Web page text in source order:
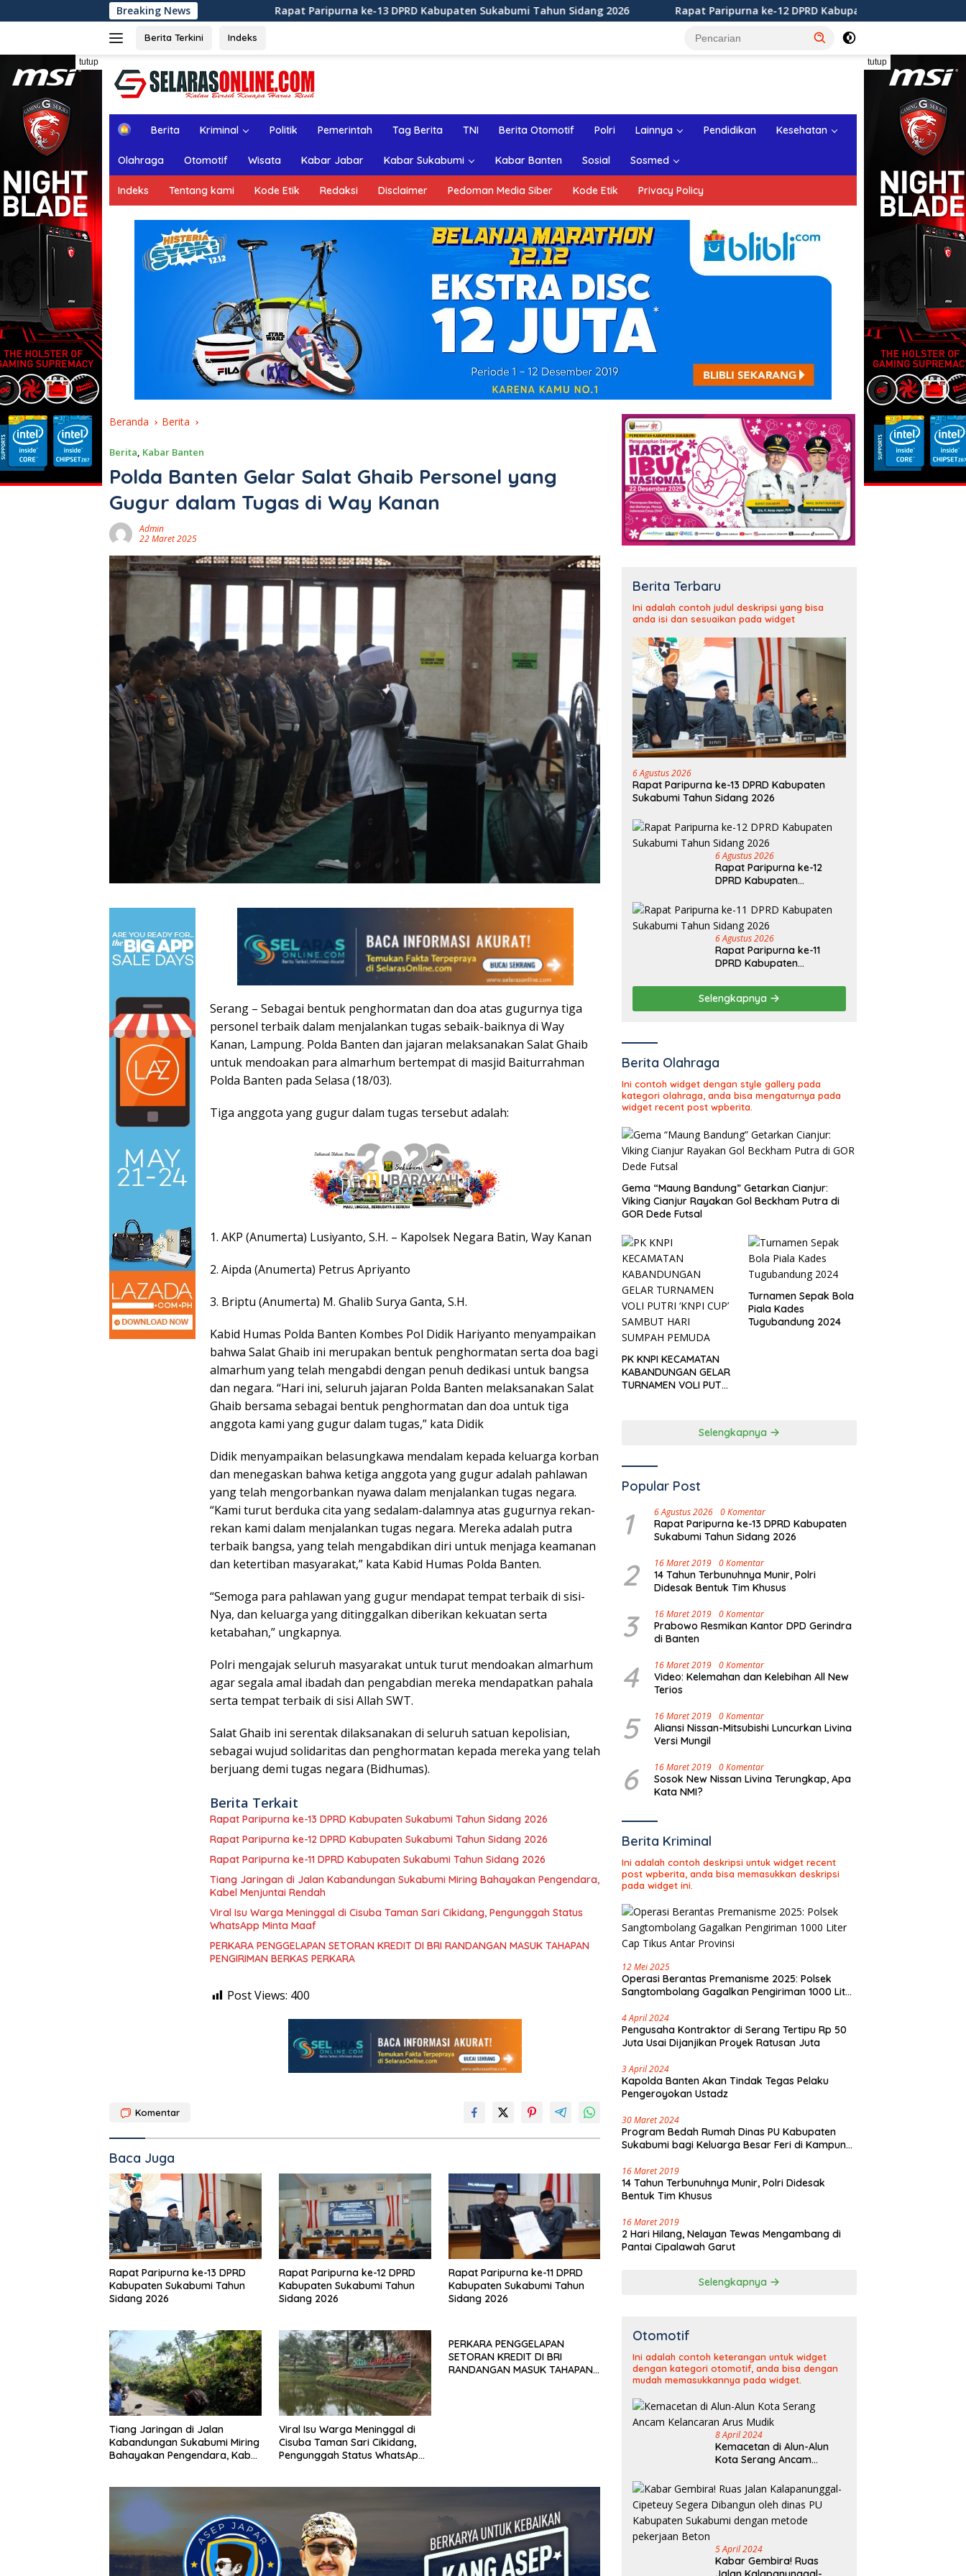
ke
Breaking NewsRapat Paripurna ke-13 DPRD Kabupaten Sukabumi Tahun Sidang 2026 Rapat Paripurna ke-12 DPRD Kabupaten Sukabumi Tahun Sidang 2026
Berita Terkini Indeks
tutup tutup
H
m
e
Berita Kriminal Politik Pemerintah Tag Berita TNI Berita Otomotif Polri Lainnya Pendidikan Kesehatan
Olahraga Otomotif Wisata Kabar Jabar Kabar Sukabumi Kabar Banten Sosial Sosmed
Indeks Tentang kami Kode Etik Redaksi Disclaimer Pedoman Media Siber Kode Etik Privacy Policy
Beranda Berita
Berita, Kabar Banten
Polda Banten Gelar Salat Ghaib Personel yang
Gugur dalam Tugas di Way Kanan
Admin
22 Maret 2025
Serang – Sebagai bentuk penghormatan dan doa atas gugurnya tiga
personel terbaik dalam menjalankan tugas sebaik-baiknya di Way
Kanan, Lampung. Polda Banten dan jajaran melaksanakan Salat Ghaib
untuk mendoakan para almarhum bertempat di masjid Baiturrahman
Polda Banten pada Selasa (18/03).
Tiga anggota yang gugur dalam tugas tersebut adalah:
1. AKP (Anumerta) Lusiyanto, S.H. – Kapolsek Negara Batin, Way Kanan
2. Aipda (Anumerta) Petrus Apriyanto
3. Briptu (Anumerta) M. Ghalib Surya Ganta, S.H.
Kabid Humas Polda Banten Kombes Pol Didik Hariyanto menyampaikan
bahwa Salat Ghaib ini merupakan bentuk penghormatan serta doa bagi
almarhum yang telah mengabdi dengan penuh dedikasi untuk bangsa
dan negara. “Hari ini, seluruh jajaran Polda Banten melaksanakan Salat
Ghaib bersama sebagai bentuk penghormatan dan doa untuk tiga
anggota kami yang gugur dalam tugas,” kata Didik
Didik menyampaikan belasungkawa mendalam kepada keluarga korban
dan menegaskan bahwa ketiga anggota yang gugur adalah pahlawan
yang telah mengorbankan nyawa dalam menjalankan tugas negara.
“Kami turut berduka cita yang sedalam-dalamnya atas gugurnya rekan-
rekan kami dalam menjalankan tugas negara. Mereka adalah putra
terbaik bangsa, yang telah mengabdikan diri untuk menjaga keamanan
dan ketertiban masyarakat,” kata Kabid Humas Polda Banten.
“Semoga para pahlawan yang gugur mendapat tempat terbaik di sisi-
Nya, dan keluarga yang ditinggalkan diberikan kekuatan serta
ketabahan,” ungkapnya.
Polri mengajak seluruh masyarakat untuk turut mendoakan almarhum
agar segala amal ibadah dan pengabdian mereka mendapatkan pahala
serta tempat terbaik di sisi Allah SWT.
Salat Ghaib ini serentak dilaksanakan di seluruh satuan kepolisian,
sebagai wujud solidaritas dan penghormatan kepada mereka yang telah
berjuang demi tugas negara (Bidhumas).
Berita Terkait
Rapat Paripurna ke-13 DPRD Kabupaten Sukabumi Tahun Sidang 2026
Rapat Paripurna ke-12 DPRD Kabupaten Sukabumi Tahun Sidang 2026
Rapat Paripurna ke-11 DPRD Kabupaten Sukabumi Tahun Sidang 2026
Tiang Jaringan di Jalan Kabandungan Sukabumi Miring Bahayakan Pengendara,
Kabel Menjuntai Rendah
Viral Isu Warga Meninggal di Cisuba Taman Sari Cikidang, Pengunggah Status
WhatsApp Minta Maaf
PERKARA PENGGELAPAN SETORAN KREDIT DI BRI RANDANGAN MASUK TAHAPAN
PENGIRIMAN BERKAS PERKARA
Post Views: 400
Komentar
Baca Juga
Rapat Paripurna ke-13 DPRD
Kabupaten Sukabumi Tahun
Sidang 2026
Rapat Paripurna ke-12 DPRD
Kabupaten Sukabumi Tahun
Sidang 2026
Rapat Paripurna ke-11 DPRD
Kabupaten Sukabumi Tahun
Sidang 2026
Tiang Jaringan di Jalan
Kabandungan Sukabumi Miring
Bahayakan Pengendara, Kabel
Viral Isu Warga Meninggal di
Cisuba Taman Sari Cikidang,
Pengunggah Status WhatsApp
PERKARA PENGGELAPAN
SETORAN KREDIT DI BRI
RANDANGAN MASUK TAHAPAN
Berita Terbaru
Ini adalah contoh judul deskripsi yang bisa
anda isi dan sesuaikan pada widget
6 Agustus 2026
Rapat Paripurna ke-13 DPRD Kabupaten
Sukabumi Tahun Sidang 2026
6 Agustus 2026
Rapat Paripurna ke-12
DPRD Kabupaten
2026
6 Agustus 2026
Rapat Paripurna ke-11
DPRD Kabupaten
2026
Selengkapnya
Berita Olahraga
Ini contoh widget dengan style gallery pada
kategori olahraga, anda bisa mengaturnya pada
widget recent post wpberita.
Gema “Maung Bandung” Getarkan Cianjur:
Viking Cianjur Rayakan Gol Beckham Putra di
GOR Dede Futsal
PK KNPI KECAMATAN
KABANDUNGAN GELAR
TURNAMEN VOLI PUTRI
Turnamen Sepak Bola
Piala Kades
Tugubandung 2024
Selengkapnya
Popular Post
1 6 Agustus 2026 0 Komentar
Rapat Paripurna ke-13 DPRD Kabupaten
Sukabumi Tahun Sidang 2026
2 16 Maret 2019 0 Komentar
14 Tahun Terbunuhnya Munir, Polri
Didesak Bentuk Tim Khusus
3 16 Maret 2019 0 Komentar
Prabowo Resmikan Kantor DPD Gerindra
di Banten
4 16 Maret 2019 0 Komentar
Video: Kelemahan dan Kelebihan All New
Terios
5 16 Maret 2019 0 Komentar
Aliansi Nissan-Mitsubishi Luncurkan Livina
Versi Mungil
6 16 Maret 2019 0 Komentar
Sosok New Nissan Livina Terungkap, Apa
Kata NMI?
Berita Kriminal
Ini adalah contoh deskripsi untuk widget recent
post wpberita, anda bisa memasukkan deskripsi
pada widget ini.
12 Mei 2025
Operasi Berantas Premanisme 2025: Polsek
Sangtombolang Gagalkan Pengiriman 1000 Liter
4 April 2024
Pengusaha Kontraktor di Serang Tertipu Rp 50
Juta Usai Dijanjikan Proyek Ratusan Juta
3 April 2024
Kapolda Banten Akan Tindak Tegas Pelaku
Pengeroyokan Ustadz
30 Maret 2024
Program Bedah Rumah Dinas PU Kabupaten
Sukabumi bagi Keluarga Besar Feri di Kampung
16 Maret 2019
14 Tahun Terbunuhnya Munir, Polri Didesak
Bentuk Tim Khusus
16 Maret 2019
2 Hari Hilang, Nelayan Tewas Mengambang di
Pantai Cipalawah Garut
Selengkapnya
Otomotif
Ini adalah contoh keterangan untuk widget
dengan kategori otomotif, anda bisa dengan
mudah memasukkannya pada widget.
8 April 2024
Kemacetan di Alun-Alun
Kota Serang Ancam
5 April 2024
Kabar Gembira! Ruas